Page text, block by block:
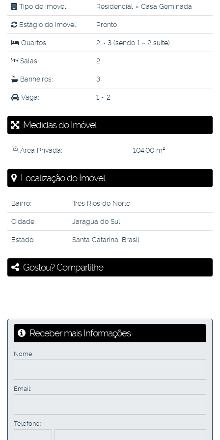
Tipo de Imóvel: Residencial » Casa Geminada
Estágio do Imóvel: Pronto
Quartos: 2 ~ 3 (sendo 1 ~ 2 suíte)
Salas: 2
Banheiros: 3
Vaga: 1 ~ 2
Medidas do Imóvel
Área Privada: 104.00 m²
Localização do Imóvel
Bairro: Três Rios do Norte
Cidade: Jaraguá do Sul
Estado: Santa Catarina, Brasil
Gostou? Compartilhe
Receber mais Informações
Nome:
Email:
Telefone: